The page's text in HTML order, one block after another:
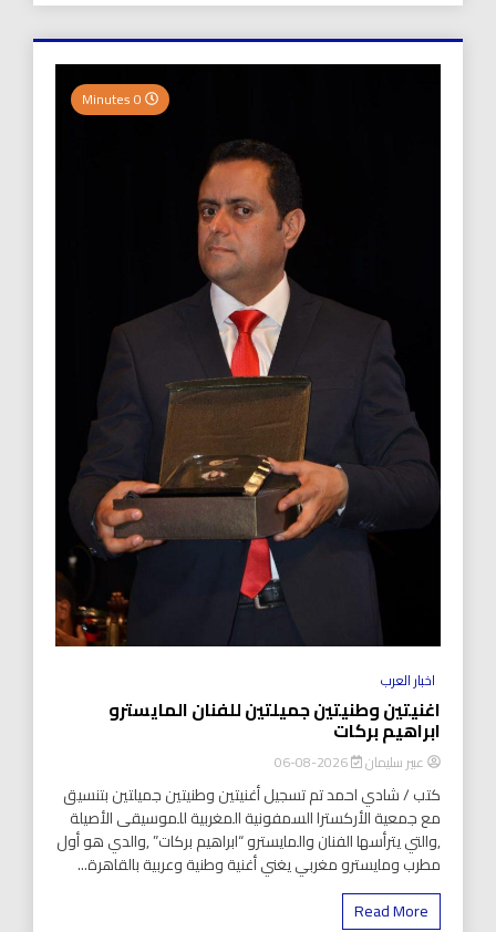
اخبار العرب
اغنيتين وطنيتين جميلتين للفنان المايسترو
ابراهيم بركات
عبير سليمان 2026-08-06
كتب / شادي احمد تم تسجيل أغنيتين وطنيتين جميلتين بتنسيق
مع جمعية الأركسترا السمفونية المغربية للموسيقى الأصيلة
,والتي يترأسها الفنان والمايسترو “ابراهيم بركات” ,والدي هو أول
مطرب ومايسترو مغربي يغني أغنية وطنية وعربية بالقاهرة...
Read More